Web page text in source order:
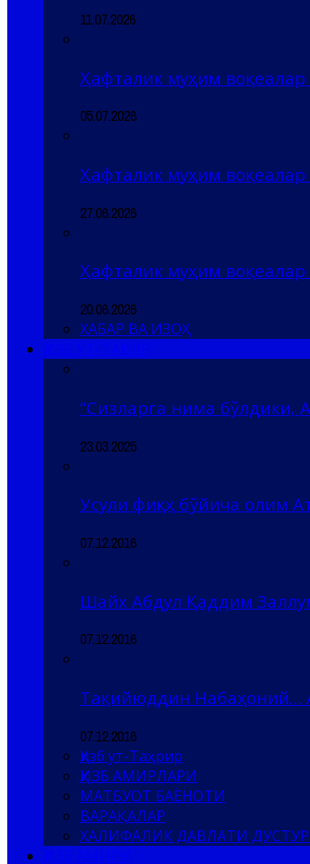
11.07.2026
Ҳафталик муҳим воқеалар
05.07.2026
Ҳафталик муҳим воқеалар
27.06.2026
Ҳафталик муҳим воқеалар
20.06.2026
ХАБАР ВА ИЗОҲ
“Сизларга нима бўлдики,
23.03.2025
Усули фиқҳ бўйича олим
07.12.2016
Шайх Абдул Қаддим
07.12.2016
Тақийюддин Набаҳоний…
07.12.2016
Ҳизб ут-Таҳрир
ҲИЗБ АМИРЛАРИ
МАТБУОТ БАЁНОТИ
ВАРАҚАЛАР
ХАЛИФАЛИК ДАВЛАТИ